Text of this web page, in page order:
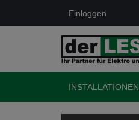
Einloggen
INSTALLATIONEN